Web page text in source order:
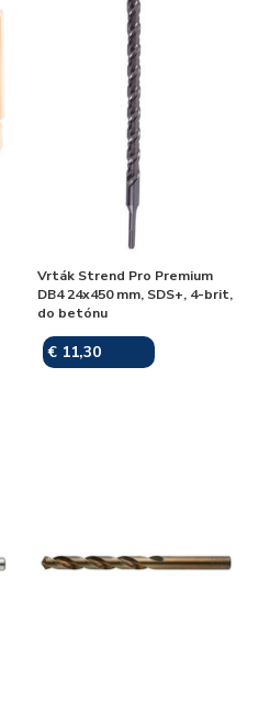
Vrták Strend Pro Premium
DB4 24x450 mm, SDS+, 4-brit,
do betónu
€ 11,30